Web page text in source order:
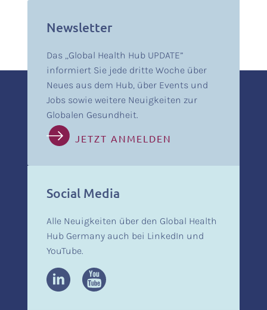
Newsletter
Das „Global Health Hub UPDATE”
informiert Sie jede dritte Woche über
Neues aus dem Hub, über Events und
Jobs sowie weitere Neuigkeiten zur
Globalen Gesundheit.
JETZT ANMELDEN
Social Media
Alle Neuigkeiten über den Global Health
Hub Germany auch bei LinkedIn und
YouTube.